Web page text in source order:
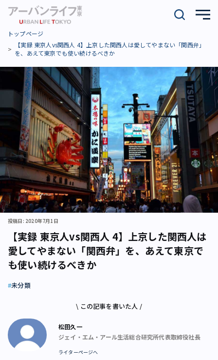
トップページ
【実録 東京人vs関西人 4】上京した関西人は愛してやまない「関西弁」
を、あえて東京でも使い続けるべきか
【実録 東京人vs関西人 4】上京した関西人は
愛してやまない「関西弁」を、あえて東京で
も使い続けるべきか
投稿日: 2020年7月1日
未分類
\ この記事を書いた人 /
松田久一
ジェイ・エム・アール生活総合研究所代表取締役社長
ライターページへ